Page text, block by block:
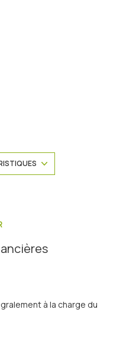
à la charge du